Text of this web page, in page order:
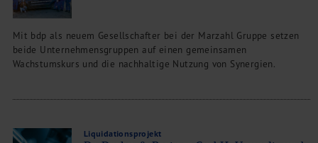
Mit bdp als neuem Gesellschafter bei der Marzahl Gruppe setzen
beide Unternehmensgruppen auf einen gemeinsamen
Wachstumskurs und die nachhaltige Nutzung von Synergien.
Liquidationsprojekt